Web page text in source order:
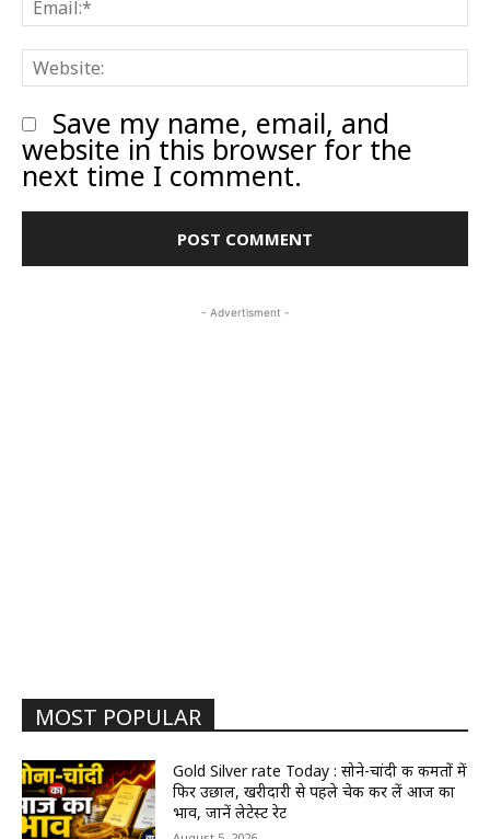
Save my name, email, and
website in this browser for the
next time I comment.
- Advertisment -
MOST POPULAR
Gold Silver rate Today : सोने-चांदी की कीमतों में
फिर उछाल, खरीदारी से पहले चेक कर लें आज का
भाव, जानें लेटेस्ट रेट